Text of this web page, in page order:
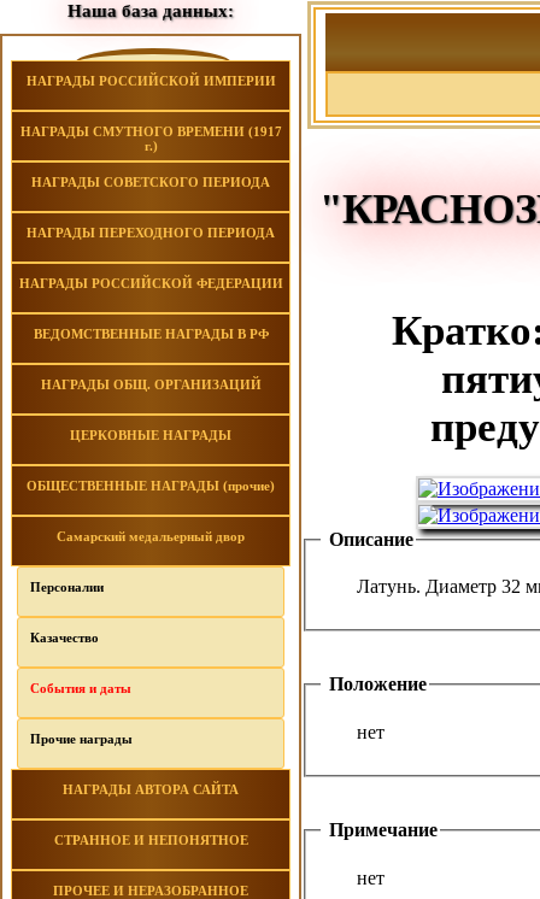
Наша база данных:
НАГРАДЫ РОССИЙСКОЙ ИМПЕРИИ
НАГРАДЫ СМУТНОГО ВРЕМЕНИ (1917
г.)
НАГРАДЫ СОВЕТСКОГО ПЕРИОДА
НАГРАДЫ ПЕРЕХОДНОГО ПЕРИОДА
НАГРАДЫ РОССИЙСКОЙ ФЕДЕРАЦИИ
ВЕДОМСТВЕННЫЕ НАГРАДЫ В РФ
НАГРАДЫ ОБЩ. ОРГАНИЗАЦИЙ
ЦЕРКОВНЫЕ НАГРАДЫ
ОБЩЕСТВЕННЫЕ НАГРАДЫ (прочие)
Самарский медальерный двор
Персоналии
Казачество
События и даты
Прочие награды
НАГРАДЫ АВТОРА САЙТА
СТРАННОЕ И НЕПОНЯТНОЕ
ПРОЧЕЕ И НЕРАЗОБРАННОЕ
Описание
Латунь. Диаметр 32
Положение
нет
Примечание
нет